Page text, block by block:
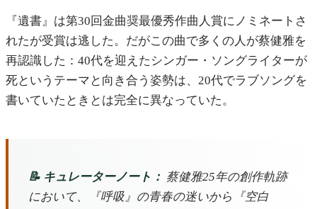
『遺書』は第30回金曲奨最優秀作曲人賞にノミネートさ
れたが受賞は逃した。だがこの曲で多くの人が蔡健雅を
再認識した：40代を迎えたシンガー・ソングライターが
死というテーマと向き合う姿勢は、20代でラブソングを
書いていたときとは完全に異なっていた。
📝 キュレーターノート： 蔡健雅25年の創作軌跡
において、『呼吸』の青春の迷いから『空白